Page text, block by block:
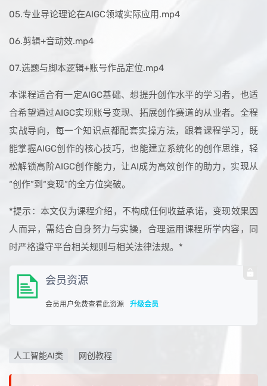
05.专业导论理论在AIGC领域实际应用.mp4
06.剪辑+音动效.mp4
07.选题与脚本逻辑+账号作品定位.mp4
本课程适合有一定AIGC基础、想提升创作水平的学习者，也适
合希望通过AIGC实现账号变现、拓展创作赛道的从业者。全程
实战导向，每一个知识点都配套实操方法，跟着课程学习，既
能掌握AIGC创作的核心技巧，也能建立系统化的创作思维，轻
松解锁高阶AIGC创作能力，让AI成为高效创作的助力，实现从
“创作”到“变现”的全方位突破。
*提示：本文仅为课程介绍，不构成任何收益承诺，变现效果因
人而异，需结合自身努力与实操，合理运用课程所学内容，同
时严格遵守平台相关规则与相关法律法规。*
会员资源
会员用户免费查看此资源 升级会员
人工智能AI类 网创教程